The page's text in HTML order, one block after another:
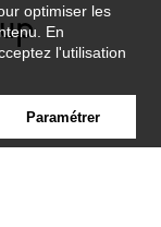
optimiser les
En
l'utilisation
Paramétrer